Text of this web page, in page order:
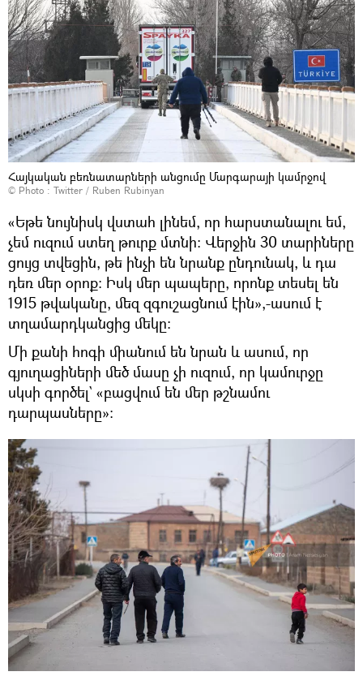
Հայկական բեռնատարների անցումը Մարգարայի կամրջով
© Photo : Twitter / Ruben Rubinyan
«Եթե նույնիսկ վստահ լինեմ, որ հարստանալու եմ,
չեմ ուզում ստեղ թուրք մտնի։ Վերջին 30 տարիները
ցույց տվեցին, թե ինչի են նրանք ընդունակ, և դա
դեռ մեր օրոք։ Իսկ մեր պապերը, որոնք տեսել են
1915 թվականը, մեզ զգուշացնում էին»,-ասում է
տղամարդկանցից մեկը։
Մի քանի հոգի միանում են նրան և ասում, որ
գյուղացիների մեծ մասը չի ուզում, որ կամուրջը
սկսի գործել` «բացվում են մեր թշնամու
դարպասները»: